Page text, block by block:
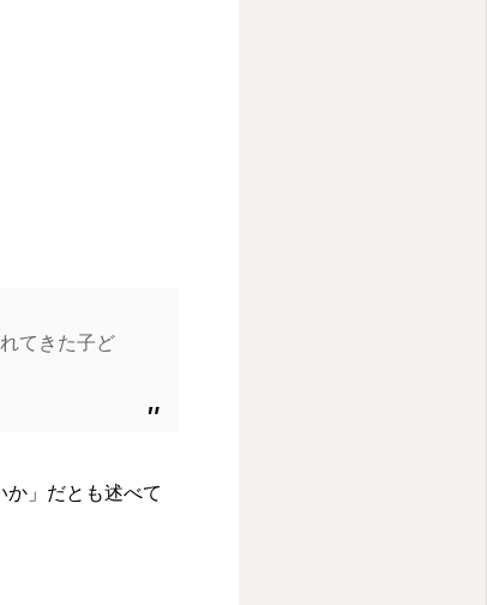
てきた子ど
か」だとも述べて